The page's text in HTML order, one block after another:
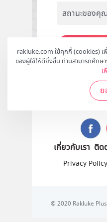
rakluke.com ใช้คุกกี้ (cookies)
ของผู้ใช้ให้ดียิ่งขึ้น ท่านสามารถศึกษา
เ
ติดต
เกี่ยวกับเรา ติด
Privacy Policy
© 2020 Rakluke Plus